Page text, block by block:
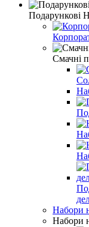
Подарункові
Смачні
Набори
Набори